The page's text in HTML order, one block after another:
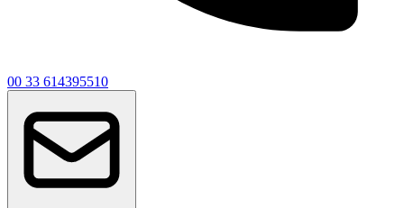
00 33 614395510